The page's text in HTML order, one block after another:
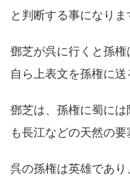
と判断する事になりま
鄧芝が呉に行くと孫
自ら上表文を孫権に送
鄧芝は、孫権に蜀に
も長江などの天然の要
呉の孫権は英雄であ